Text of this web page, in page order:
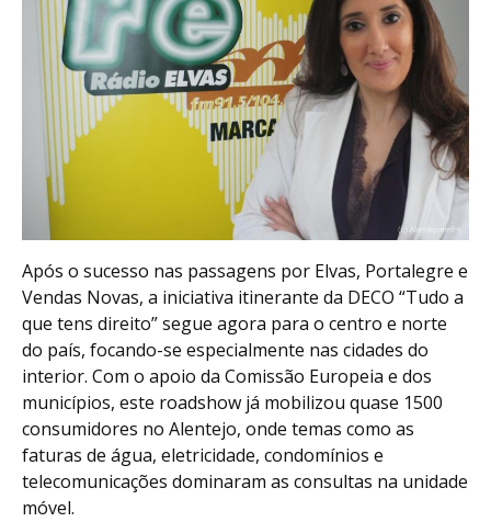
Após o sucesso nas passagens por Elvas, Portalegre e
Vendas Novas, a iniciativa itinerante da DECO “Tudo a
que tens direito” segue agora para o centro e norte
do país, focando-se especialmente nas cidades do
interior. Com o apoio da Comissão Europeia e dos
municípios, este roadshow já mobilizou quase 1500
consumidores no Alentejo, onde temas como as
faturas de água, eletricidade, condomínios e
telecomunicações dominaram as consultas na unidade
móvel.